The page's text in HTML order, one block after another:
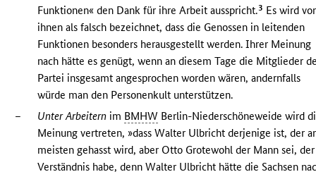
Funktionen« den Dank für ihre Arbeit ausspricht.3 Es wird
ihnen als falsch bezeichnet, dass die Genossen in leitenden
Funktionen besonders herausgestellt werden. Ihrer Meinung
nach hätte es genügt, wenn an diesem Tage die Mitglieder
Partei insgesamt angesprochen worden wären, andernfalls
würde man den Personenkult unterstützen.
–
Unter Arbeitern im BMHW Berlin-Niederschöneweide wird
Meinung vertreten, »dass Walter Ulbricht derjenige ist, der
meisten gehasst wird, aber Otto Grotewohl der Mann sei, der
Verständnis habe, denn Walter Ulbricht hätte die Sachsen